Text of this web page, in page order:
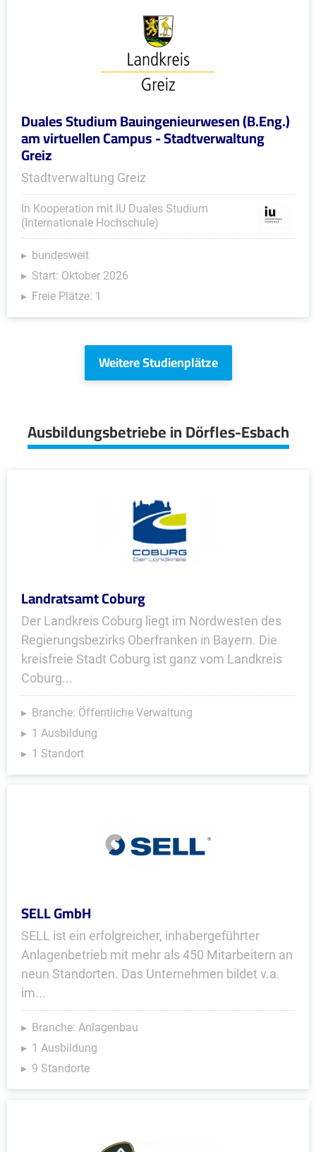
Duales Studium Bauingenieurwesen (B.Eng.)
am virtuellen Campus - Stadtverwaltung
Greiz
Stadtverwaltung Greiz
In Kooperation mit IU Duales Studium
(Internationale Hochschule)
bundesweit
Start: Oktober 2026
Freie Plätze: 1
Weitere Studienplätze
Ausbildungsbetriebe in Dörfles-Esbach
Landratsamt Coburg
Der Landkreis Coburg liegt im Nordwesten des
Regierungsbezirks Oberfranken in Bayern. Die
kreisfreie Stadt Coburg ist ganz vom Landkreis
Coburg...
Branche: Öffentliche Verwaltung
1 Ausbildung
1 Standort
SELL GmbH
SELL ist ein erfolgreicher, inhabergeführter
Anlagenbetrieb mit mehr als 450 Mitarbeitern an
neun Standorten. Das Unternehmen bildet v.a.
im...
Branche: Anlagenbau
1 Ausbildung
9 Standorte